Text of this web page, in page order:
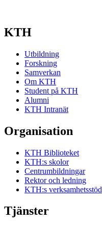
KTH
Utbildning
Forskning
Samverkan
Om KTH
Student på KTH
Alumni
KTH Intranät
Organisation
KTH Biblioteket
KTH:s skolor
Centrumbildningar
Rektor och ledning
KTH:s verksamhetsstöd
Tjänster